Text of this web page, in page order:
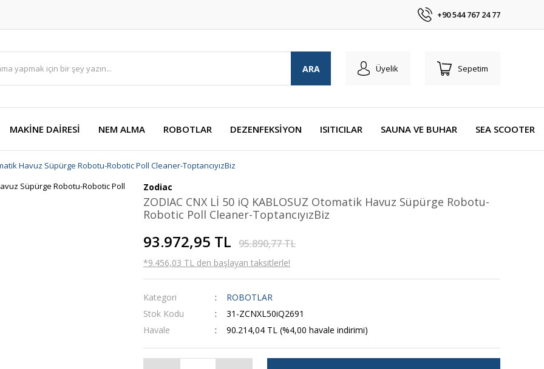
+90 544 767 24 77
ARA Üyelik Sepetim
MAKİNE DAİRESİ NEM ALMA ROBOTLAR DEZENFEKSİYON ISITICILAR SAUNA VE BUHAR SEA SCOOTER
Havuz Süpürge Robotu-Robotic Poll Cleaner-ToptancıyızBiz
Zodiac
ZODIAC CNX Lİ 50 iQ KABLOSUZ Otomatik Havuz Süpürge Robotu-
Robotic Poll Cleaner-ToptancıyızBiz
93.972,95 TL 95.890,77 TL
*9.456,03 TL den başlayan taksitlerle!
Kategori
ROBOTLAR
Stok Kodu
31-ZCNXL50iQ2691
Havale
90.214,04 TL (%4,00 havale indirimi)